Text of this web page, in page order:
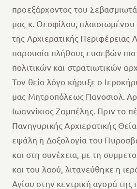
προεξάρχοντος του
μας κ. Θεοφίλου, πλαισιωμένου
της Αρχιερατικής Περιφέρειας
παρουσία πλήθους ευσεβών
πολιτικών και στρατιωτικών
Τον θείο λόγο κήρυξε ο
μας Μητροπόλεως Πανοσιολ.
Ιωαννίκιος Ζαμπέλης. Πριν το
Πανηγυρικής Αρχιερατικής
εψάλη η Δοξολογία του
και στη συνέχεια, με τη
και του λαού, λιτανεύθηκε η
Αγίου στην κεντρική αγορά της